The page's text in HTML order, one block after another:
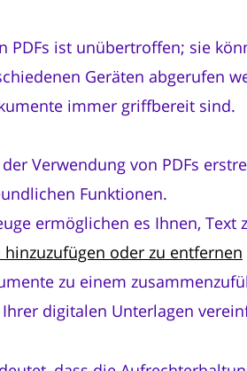
PDFs ist unübertroffen; sie
Geräten abgerufen
immer griffbereit sind.
Verwendung von PDFs
Funktionen.
ermöglichen es Ihnen, Text
hinzuzufügen oder zu entfernen
zu einem
digitalen Unterlagen